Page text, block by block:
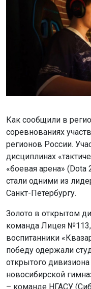
Как сообщили в
соревнованиях
регионов России.
дисциплинах
«боевая арена»
стали одними из
Санкт-Петербургу.
Золото в открытом
команда Лицея №113,
воспитанники
победу одержали
открытого
новосибирской
– команде НГАСУ